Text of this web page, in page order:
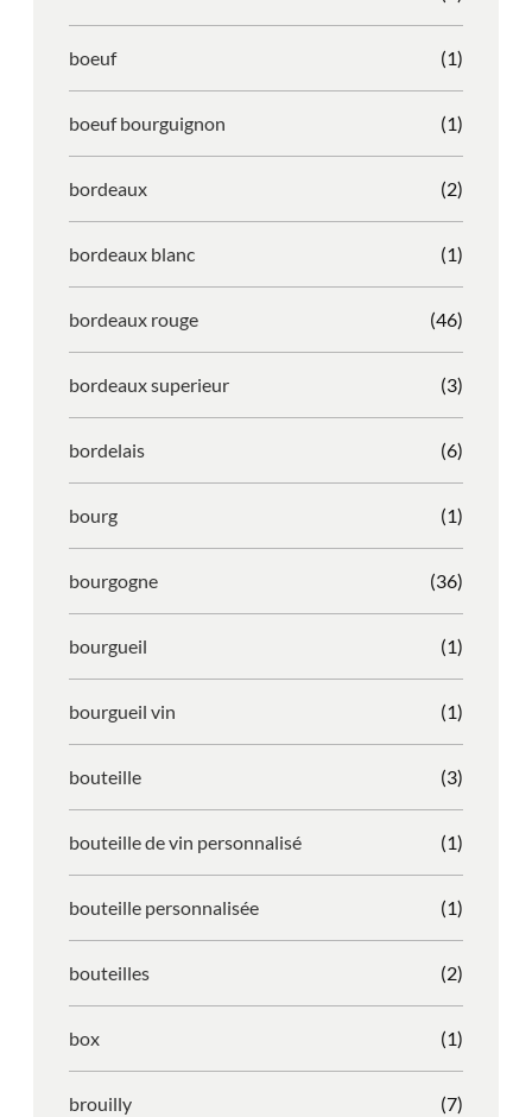
boeuf (1)
boeuf bourguignon (1)
bordeaux (2)
bordeaux blanc (1)
bordeaux rouge (46)
bordeaux superieur (3)
bordelais (6)
bourg (1)
bourgogne (36)
bourgueil (1)
bourgueil vin (1)
bouteille (3)
bouteille de vin personnalisé (1)
bouteille personnalisée (1)
bouteilles (2)
box (1)
brouilly (7)